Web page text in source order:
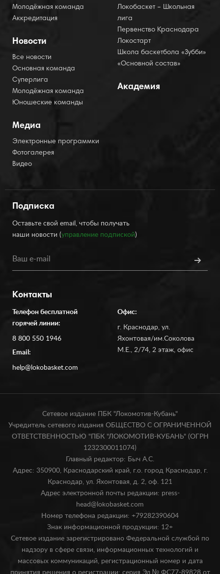
Молодёжная команда
Аккредитация
Новости
Все новости
Основная команда
Суперлига
Молодёжная команда
Юношеские команды
Медиа
Электронные программки
Фотогалерея
Видео
Локобаскет – Школьная
лига
Первенство Краснодара
Локостарт
Школа баскетбола «Зубби»
«Основной состав»
Академия
Подписка
Оставьте свой email, чтобы получать
наши новости (управление подпиской)
Контакты
Телефон бесплатной
горячей линии:
8 800 550 1946
Email:
help@lokobasket.com
Офис:
г. Краснодар, ул.
Яхонтовая/им.Соколова
М.Е., 2/74, 2 этаж, офис
Сетевое издание ПБК "Локомотив-Кубань"
Учредитель сетевого издания ОБЩЕСТВО С ОГРАНИЧЕННОЙ
ОТВЕТСТВЕННОСТЬЮ "ПБК "ЛОКОМОТИВ-КУБАНЬ" (ОГРН
1232300011074)
Главный редактор: Быч А.С.
Адрес: 350900, Краснодарский край, г.о. город Краснодар, г.
Краснодар, ул. Яхонтовая, д. 2, оф. 121
Адрес электронной почты редакции: press-
head@lokobasket.com
Номер телефона редакции: +79282390604
Знак информационной продукции: 12+
Сетевое издание зарегистрировано Федеральной службой по
надзору в сфере связи, информационных технологий и
массовых коммуникаций, регистрационный номер и дата
принятия решения о регистрации: серия Эл № ФС77-89828 от